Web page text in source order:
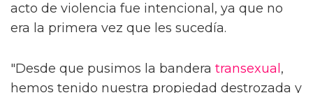
acto de violencia fue intencional, ya que no
era la primera vez que les sucedía.
"Desde que pusimos la bandera transexual ,
hemos tenido nuestra propiedad destrozada y